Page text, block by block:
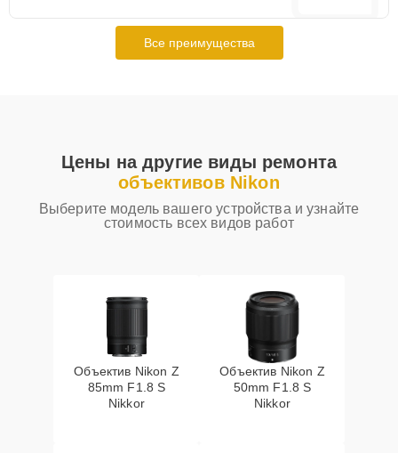
Все преимущества
Цены на другие виды ремонта
объективов Nikon
Выберите модель вашего устройства и узнайте
стоимость всех видов работ
Объектив Nikon Z
85mm F1.8 S
Nikkor
Объектив Nikon Z
50mm F1.8 S
Nikkor